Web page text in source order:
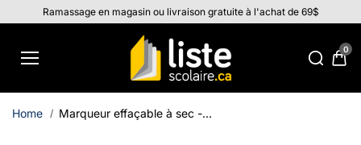
Aller au
contenu
Ramassage en magasin ou livraison gratuite à l'achat de 69$
0
Home Marqueur effaçable à sec -...